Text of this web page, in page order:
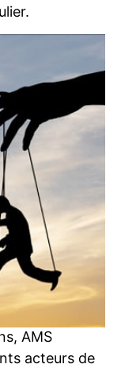
AMS
acteurs de